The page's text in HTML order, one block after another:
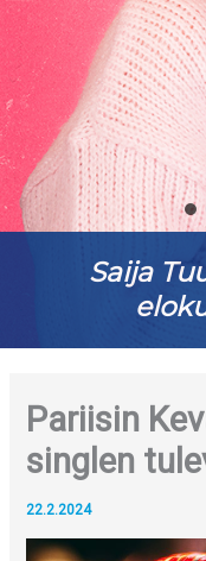
Saija
Pariisin
singlen
22.2.2024